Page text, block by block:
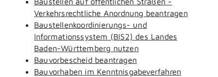
Verkehrsrechtliche Anordnung beantragen
Baustellenkoordinierungs- und
Informationssystem (BIS2) des Landes
Baden-Württemberg nutzen
Bauvorbescheid beantragen
Bauvorhaben im Kenntnisgabeverfahren